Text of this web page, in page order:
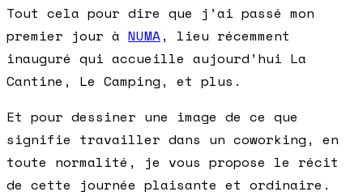
Tout cela pour dire que j’ai passé mon
premier jour à NUMA, lieu récemment
inauguré qui accueille aujourd’hui La
Cantine, Le Camping, et plus.
Et pour dessiner une image de ce que
signifie travailler dans un coworking, en
toute normalité, je vous propose le récit
de cette journée plaisante et ordinaire.